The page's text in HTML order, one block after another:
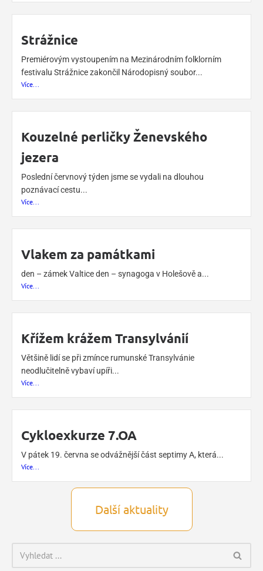
Strážnice
Premiérovým vystoupením na Mezinárodním folklorním
festivalu Strážnice zakončil Národopisný soubor...
Více...
Kouzelné perličky Ženevského
jezera
Poslední červnový týden jsme se vydali na dlouhou
poznávací cestu...
Více...
Vlakem za památkami
den – zámek Valtice den – synagoga v Holešově a...
Více...
Křížem krážem Transylvánií
Většině lidí se při zmínce rumunské Transylvánie
neodlučitelně vybaví upíři...
Více...
Cykloexkurze 7.OA
V pátek 19. června se odvážnější část septimy A, která...
Více...
Další aktuality